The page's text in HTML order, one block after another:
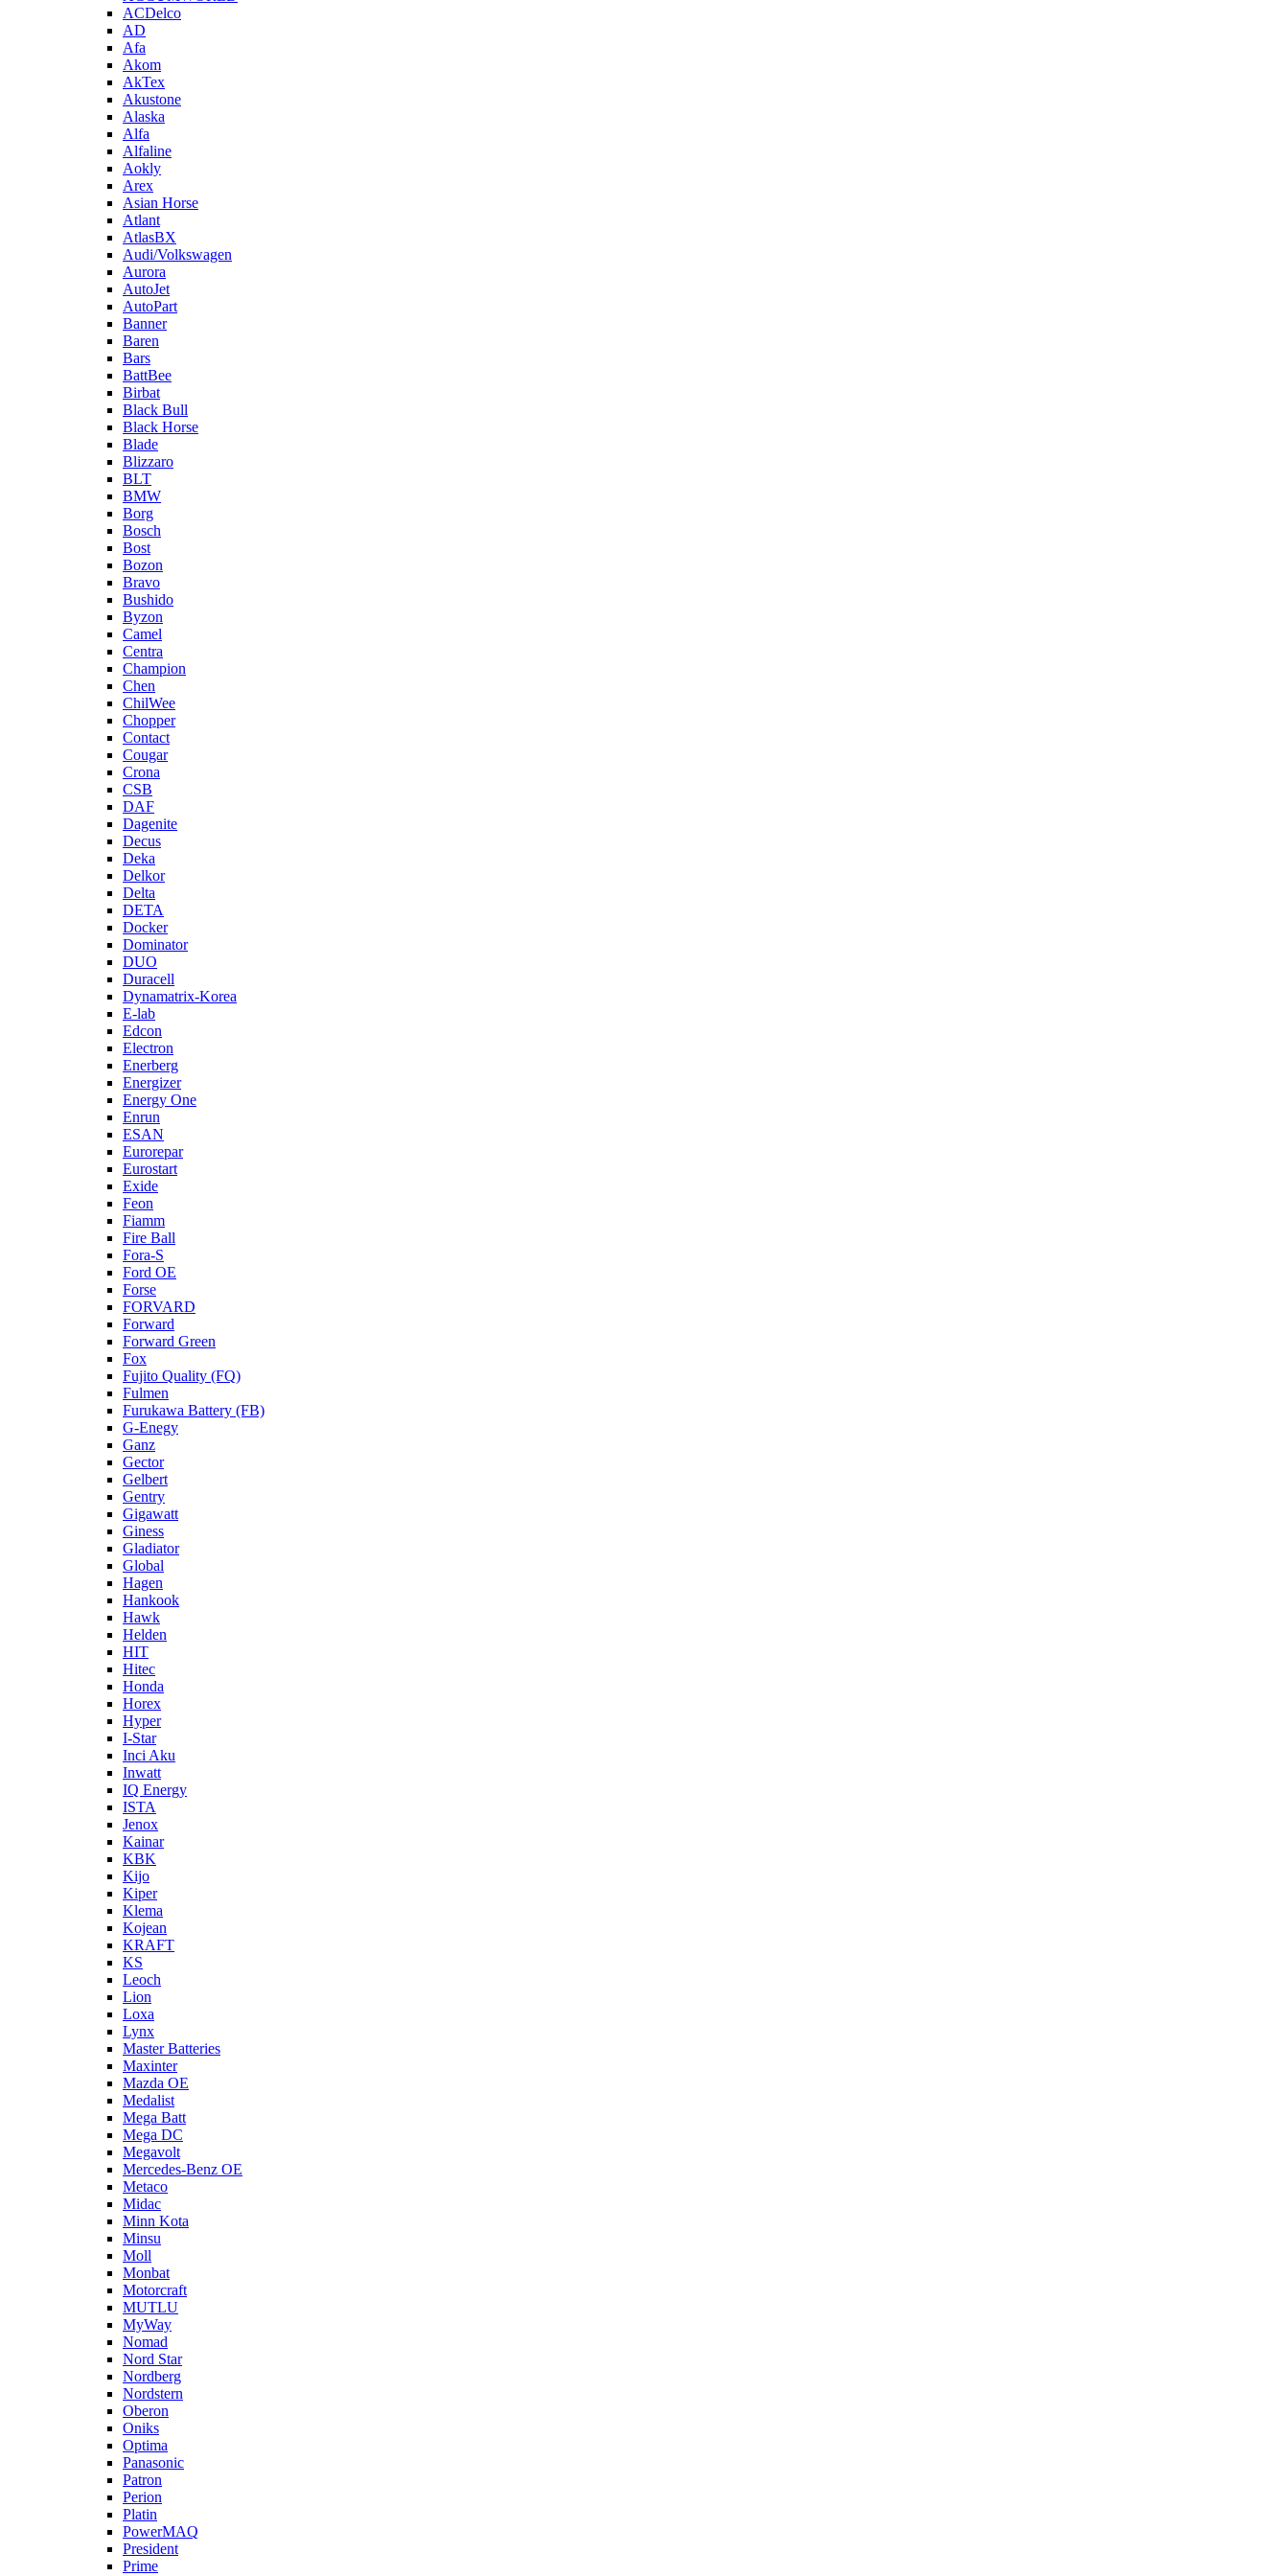
ACDelco
AD
Afa
Akom
AkTex
Akustone
Alaska
Alfa
Alfaline
Aokly
Arex
Asian Horse
Atlant
AtlasBX
Audi/Volkswagen
Aurora
AutoJet
AutoPart
Banner
Baren
Bars
BattBee
Birbat
Black Bull
Black Horse
Blade
Blizzaro
BLT
BMW
Borg
Bosch
Bost
Bozon
Bravo
Bushido
Byzon
Camel
Centra
Champion
Chen
ChilWee
Chopper
Contact
Cougar
Crona
CSB
DAF
Dagenite
Decus
Deka
Delkor
Delta
DETA
Docker
Dominator
DUO
Duracell
Dynamatrix-Korea
E-lab
Edcon
Electron
Enerberg
Energizer
Energy One
Enrun
ESAN
Eurorepar
Eurostart
Exide
Feon
Fiamm
Fire Ball
Fora-S
Ford OE
Forse
FORVARD
Forward
Forward Green
Fox
Fujito Quality (FQ)
Fulmen
Furukawa Battery (FB)
G-Enegy
Ganz
Gector
Gelbert
Gentry
Gigawatt
Giness
Gladiator
Global
Hagen
Hankook
Hawk
Helden
HIT
Hitec
Honda
Horex
Hyper
I-Star
Inci Aku
Inwatt
IQ Energy
ISTA
Jenox
Kainar
KBK
Kijo
Kiper
Klema
Kojean
KRAFT
KS
Leoch
Lion
Loxa
Lynx
Master Batteries
Maxinter
Mazda OE
Medalist
Mega Batt
Mega DC
Megavolt
Mercedes-Benz OE
Metaco
Midac
Minn Kota
Minsu
Moll
Monbat
Motorcraft
MUTLU
MyWay
Nomad
Nord Star
Nordberg
Nordstern
Oberon
Oniks
Optima
Panasonic
Patron
Perion
Platin
PowerMAQ
President
Prime